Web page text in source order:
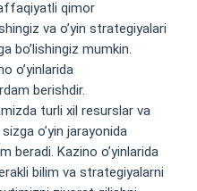
qimor
va o’yin strategiyalari
bo’lishingiz mumkin.
o’yinlarida
berishdir.
turli xil resurslar va
o’yin jarayonida
beradi. Kazino o’yinlarida
bilim va strategiyalarni